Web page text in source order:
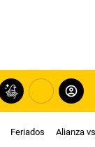
Feriados Alianza